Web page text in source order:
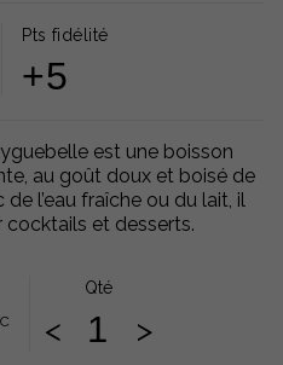
Pts fidélité
+5
est une boisson
au goût doux et boisé de
l’eau fraîche ou du lait, il
cocktails et desserts.
Qté
< >